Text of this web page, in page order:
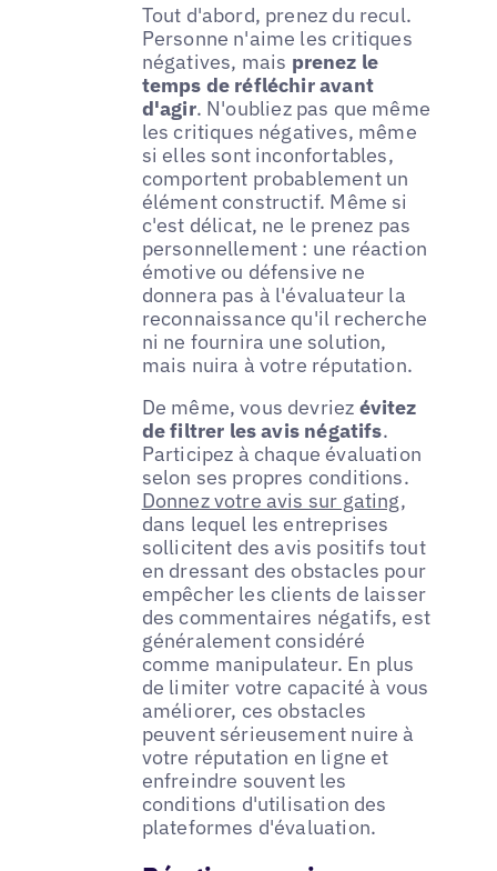
Tout d'abord, prenez du recul.
Personne n'aime les critiques
négatives, mais prenez le
temps de réfléchir avant
d'agir. N'oubliez pas que même
les critiques négatives, même
si elles sont inconfortables,
comportent probablement un
élément constructif. Même si
c'est délicat, ne le prenez pas
personnellement : une réaction
émotive ou défensive ne
donnera pas à l'évaluateur la
reconnaissance qu'il recherche
ni ne fournira une solution,
mais nuira à votre réputation.
De même, vous devriez évitez
de filtrer les avis négatifs.
Participez à chaque évaluation
selon ses propres conditions.
Donnez votre avis sur gating,
dans lequel les entreprises
sollicitent des avis positifs tout
en dressant des obstacles pour
empêcher les clients de laisser
des commentaires négatifs, est
généralement considéré
comme manipulateur. En plus
de limiter votre capacité à vous
améliorer, ces obstacles
peuvent sérieusement nuire à
votre réputation en ligne et
enfreindre souvent les
conditions d'utilisation des
plateformes d'évaluation.